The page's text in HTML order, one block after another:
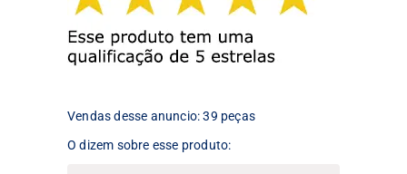
ser
escolhidas
na
produto
ser
na
Vendas desse anuncio: 39 peças
O dizem sobre esse produto: